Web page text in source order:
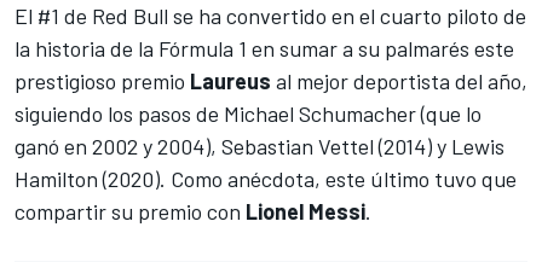
El #1 de Red Bull se ha convertido en el cuarto piloto de
la historia de la Fórmula 1 en sumar a su palmarés este
prestigioso premio Laureus al mejor deportista del año,
siguiendo los pasos de Michael Schumacher(que lo
ganó en 2002 y 2004), Sebastian Vettel(2014) y Lewis
Hamilton(2020). Como anécdota, este último tuvo que
compartir su premio con Lionel Messi.